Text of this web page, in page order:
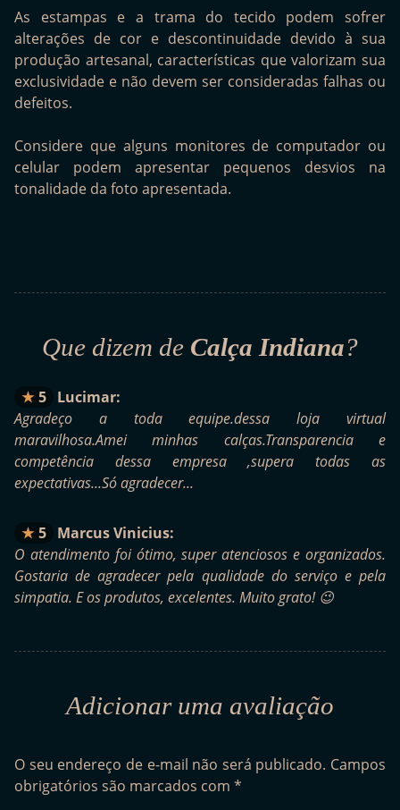
As estampas e a trama do tecido podem sofrer
alterações de cor e descontinuidade devido à sua
produção artesanal, características que valorizam sua
exclusividade e não devem ser consideradas falhas ou
defeitos.
Considere que alguns monitores de computador ou
celular podem apresentar pequenos desvios na
tonalidade da foto apresentada.
Que dizem de Calça Indiana?
5
Lucimar:
Agradeço a toda equipe.dessa loja virtual
maravilhosa.Amei minhas calças.Transparencia e
competência dessa empresa ,supera todas as
expectativas...Só agradecer...
5
Marcus Vinicius:
O atendimento foi ótimo, super atenciosos e organizados.
Gostaria de agradecer pela qualidade do serviço e pela
simpatia. E os produtos, excelentes. Muito grato! 😉
Adicionar uma avaliação
O seu endereço de e-mail não será publicado. Campos
obrigatórios são marcados com *